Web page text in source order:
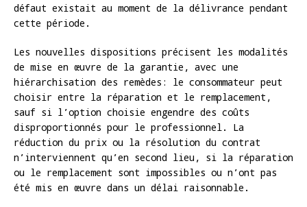
défaut existait au moment de la délivrance pendant
cette période.
Les nouvelles dispositions précisent les modalités
de mise en œuvre de la garantie, avec une
hiérarchisation des remèdes: le consommateur peut
choisir entre la réparation et le remplacement,
sauf si l’option choisie engendre des coûts
disproportionnés pour le professionnel. La
réduction du prix ou la résolution du contrat
n’interviennent qu’en second lieu, si la réparation
ou le remplacement sont impossibles ou n’ont pas
été mis en œuvre dans un délai raisonnable.